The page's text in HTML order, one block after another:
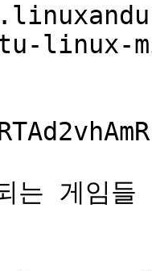
linux-
되는 게